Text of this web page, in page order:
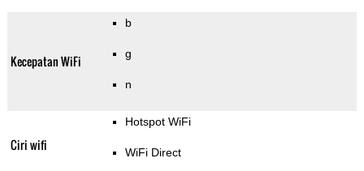
Kecepatan WiFi
b
g
n
Ciri wifi
Hotspot WiFi
WiFi Direct